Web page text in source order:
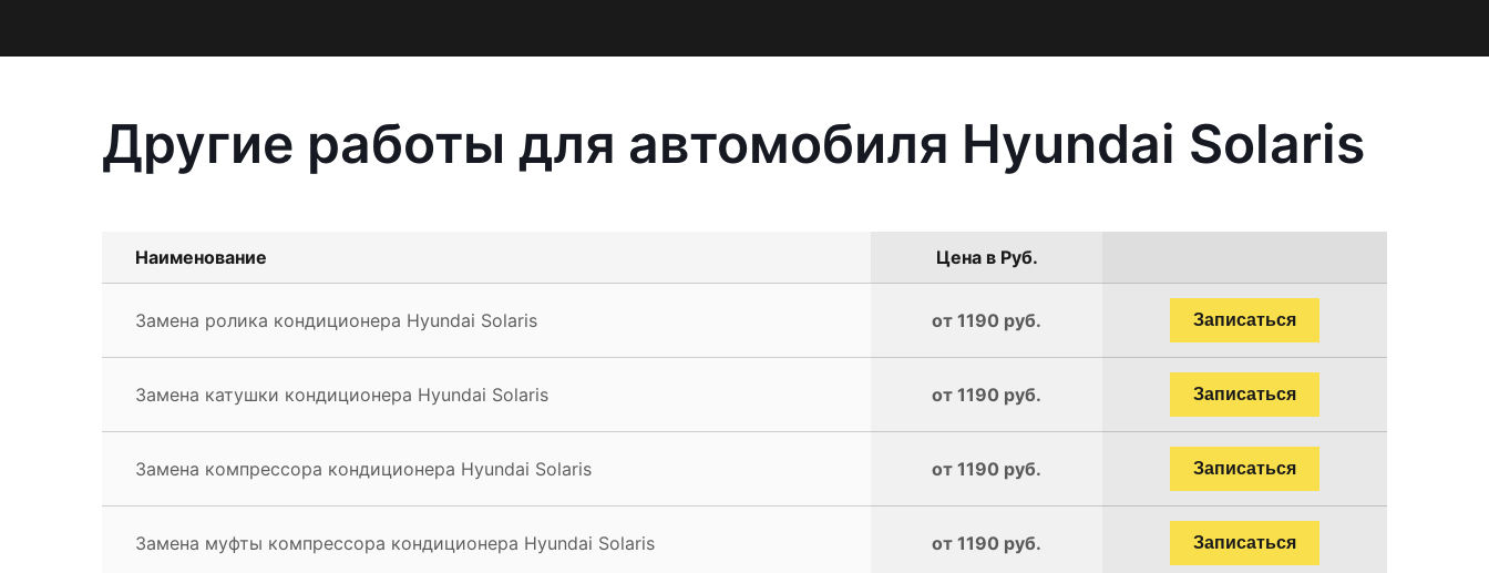
Другие работы для автомобиля Hyundai Solaris
Наименование Цена в Руб.
Замена ролика кондиционера Hyundai Solaris от 1190 руб. Записаться
Замена катушки кондиционера Hyundai Solaris от 1190 руб. Записаться
Замена компрессора кондиционера Hyundai Solaris от 1190 руб. Записаться
Замена муфты компрессора кондиционера Hyundai Solaris от 1190 руб. Записаться